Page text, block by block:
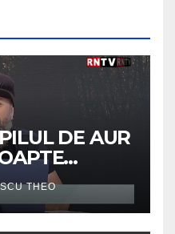
DE AUR
THEO